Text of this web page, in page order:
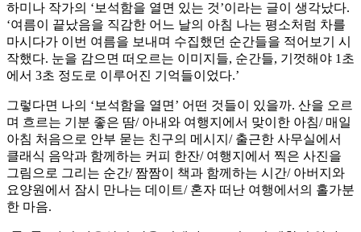
하미나 작가의 ‘보석함을 열면 있는 것’이라는 글이 생각났다.
‘여름이 끝났음을 직감한 어느 날의 아침 나는 평소처럼 차를
마시다가 이번 여름을 보내며 수집했던 순간들을 적어보기 시
작했다. 눈을 감으면 떠오르는 이미지들, 순간들, 기껏해야 1초
에서 3초 정도로 이루어진 기억들이었다.’
그렇다면 나의 ‘보석함을 열면’ 어떤 것들이 있을까. 산을 오르
며 흐르는 기분 좋은 땀/ 아내와 여행지에서 맞이한 아침/ 매일
아침 처음으로 안부 묻는 친구의 메시지/ 출근한 사무실에서
클래식 음악과 함께하는 커피 한잔/ 여행지에서 찍은 사진을
그림으로 그리는 순간/ 짬짬이 책과 함께하는 시간/ 아버지와
요양원에서 잠시 만나는 데이트/ 혼자 떠난 여행에서의 홀가분
한 마음.